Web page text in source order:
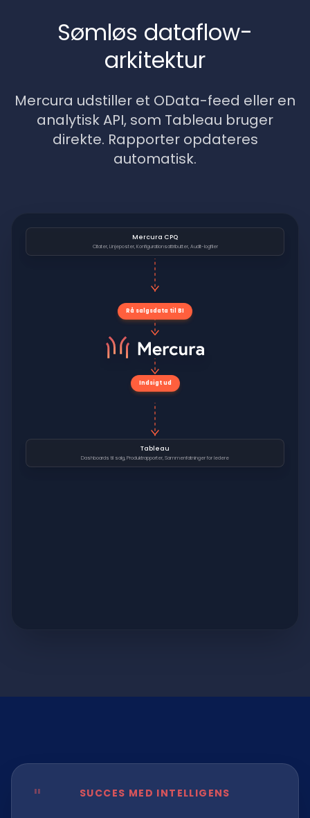
Sømløs dataflow-
arkitektur
Mercura udstiller et OData-feed eller en
analytisk API, som Tableau bruger
direkte. Rapporter opdateres
automatisk.
Mercura CPQ
Citater, Linjeposter, Konfigurationsattributter, Audit-logfiler
Rå salgsdata til BI
Indsigt ud
Tableau
Dashboards til salg, Produktrapporter, Sammenfatninger for ledere
" SUCCES MED INTELLIGENS